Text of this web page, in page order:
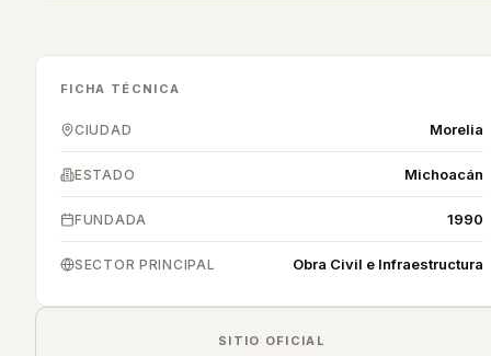
FICHA TÉCNICA
CIUDAD Morelia
ESTADO Michoacán
FUNDADA 1990
SECTOR PRINCIPAL Obra Civil e Infraestructura
SITIO OFICIAL